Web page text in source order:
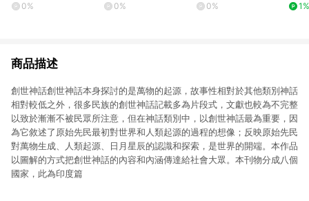
0%
0%
0%
1%
商品描述
創世神話創世神話本身探討的是萬物的起源，故事性相對於其他類別神話
相對較低之外，很多民族的創世神話記載多為片段式，文獻也較為不完整
以致於漸漸不被民眾所注意，但在神話類別中，以創世神話最為重要，因
為它敘述了原始先民最初對世界和人類起源的過程的想像；反映原始先民
對萬物生成、人類起源、日月星辰的認識和探索，是世界的開端。本作品
以圖解的方式把創世神話的內容和內涵傳達給社會大眾。本刊物分成八個
國家，此為印度篇